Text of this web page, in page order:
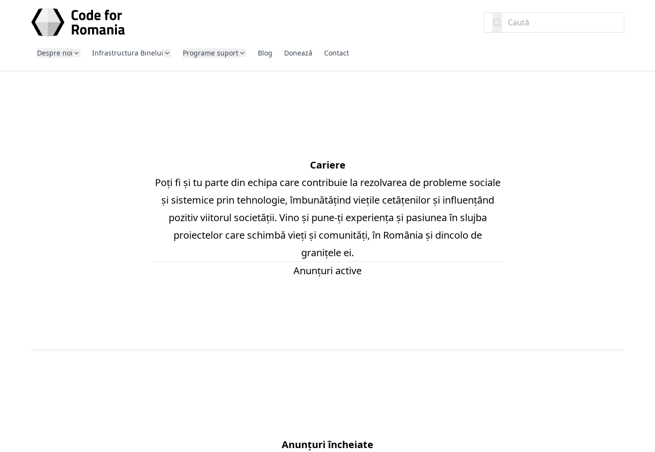
Caută
Despre noi Infrastructura Binelui Programe suport Blog Donează Contact
Cariere
Poți fi și tu parte din echipa care contribuie la rezolvarea de probleme sociale
și sistemice prin tehnologie, îmbunătățind viețile cetățenilor și influențând
pozitiv viitorul societății. Vino și pune-ți experiența și pasiunea în slujba
proiectelor care schimbă vieți și comunități, în România și dincolo de
granițele ei.
Anunțuri active
Anunțuri încheiate